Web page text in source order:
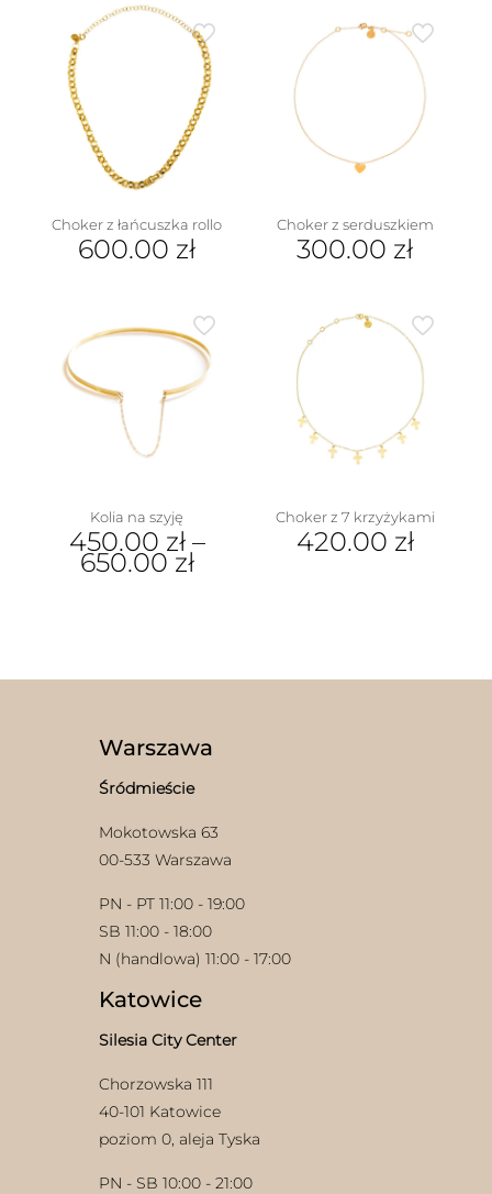
Opcje
produktu
Choker z łańcuszka rollo
600.00 zł
Choker z serduszkiem
300.00 zł
Kolia na szyję
450.00 zł–
650.00 zł
na
stronie
produktu
Choker z 7 krzyżykami
420.00 zł
Warszawa
Śródmieście
Mokotowska 63
00-533 Warszawa
PN - PT 11:00 - 19:00
SB 11:00 - 18:00
N (handlowa) 11:00 - 17:00
Katowice
Silesia City Center
Chorzowska 111
40-101 Katowice
poziom 0, aleja Tyska
PN - SB 10:00 - 21:00